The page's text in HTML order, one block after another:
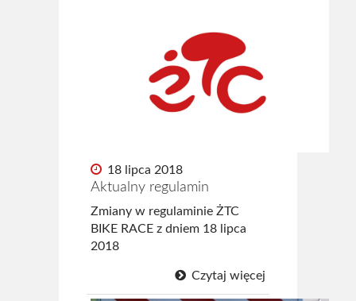
18 lipca 2018
Aktualny regulamin
Zmiany w regulaminie ŻTC
BIKE RACE z dniem 18 lipca
2018
Czytaj więcej